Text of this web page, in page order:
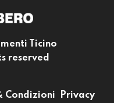
Ticino
reserved
Condizioni Privacy